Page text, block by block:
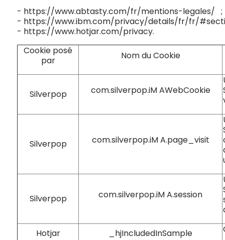
- https://www.abtasty.com/fr/mentions-legales/ ;
- https://www.ibm.com/privacy/details/fr/fr/
- https://www.hotjar.com/privacy.
Cookie posé
par
Nom du Cookie
Silverpop com.silverpop.iM AWebCookie
Silverpop com.silverpop.iM A.page_visit
Silverpop com.silverpop.iM A.session
Hotjar _hjIncludedInSample